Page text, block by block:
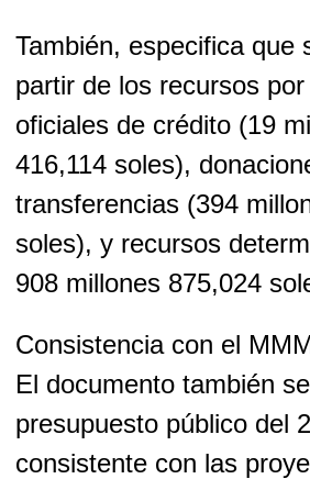
También, especifica que
partir de los recursos
oficiales de crédito (19
416,114 soles),
transferencias (394
soles), y recursos
908 millones 875,024
Consistencia con el
El documento también
presupuesto público del
consistente con las